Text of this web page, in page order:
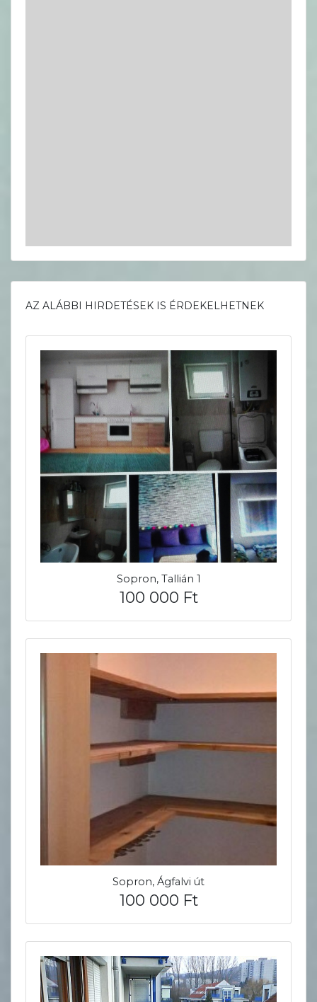
AZ ALÁBBI HIRDETÉSEK IS ÉRDEKELHETNEK
Sopron, Tallián 1
100 000 Ft
Sopron, Ágfalvi út
100 000 Ft